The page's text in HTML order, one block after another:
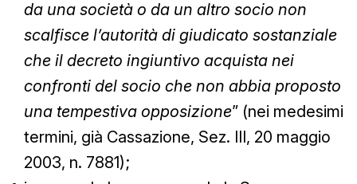
da una società o da un altro socio non
scalfisce l’autorità di giudicato sostanziale
che il decreto ingiuntivo acquista nei
confronti del socio che non abbia proposto
una tempestiva opposizione” (nei medesimi
termini, già Cassazione, Sez. III, 20 maggio
2003, n. 7881);